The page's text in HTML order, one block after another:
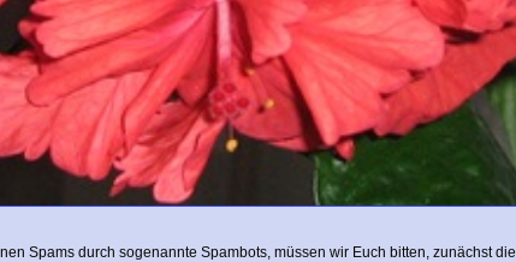
Spams durch sogenannte Spambots, müssen wir Euch bitten, zunächst die